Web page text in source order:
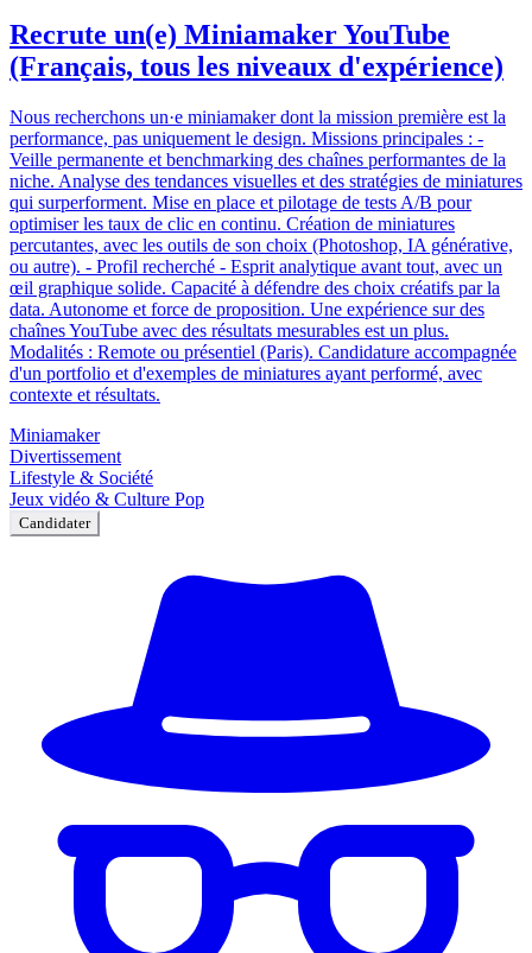
Recrute un(e) Miniamaker YouTube
(Français, tous les niveaux d'expérience)
Nous recherchons un·e miniamaker dont la mission première est la
performance, pas uniquement le design. Missions principales : -
Veille permanente et benchmarking des chaînes performantes de la
niche. Analyse des tendances visuelles et des stratégies de miniatures
qui surperforment. Mise en place et pilotage de tests A/B pour
optimiser les taux de clic en continu. Création de miniatures
percutantes, avec les outils de son choix (Photoshop, IA générative,
ou autre). - Profil recherché - Esprit analytique avant tout, avec un
œil graphique solide. Capacité à défendre des choix créatifs par la
data. Autonome et force de proposition. Une expérience sur des
chaînes YouTube avec des résultats mesurables est un plus.
Modalités : Remote ou présentiel (Paris). Candidature accompagnée
d'un portfolio et d'exemples de miniatures ayant performé, avec
contexte et résultats.
Miniamaker
Divertissement
Lifestyle & Société
Jeux vidéo & Culture Pop
Candidater